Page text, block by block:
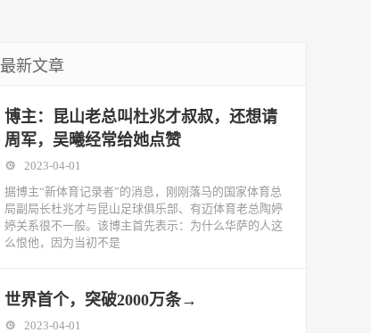
最新文章
博主：昆山老总叫杜兆才叔叔，还想请
周军，吴曦经常给她点赞
2023-04-01
据博主“新体育记录者”的消息，刚刚落马的国家体育总
局副局长杜兆才与昆山足球俱乐部、有迈体育老总陶婷
婷关系很不一般。该博主首先表示：为什么华萨的人这
么恨他，因为当初不是
世界首个，突破2000万条→
2023-04-01